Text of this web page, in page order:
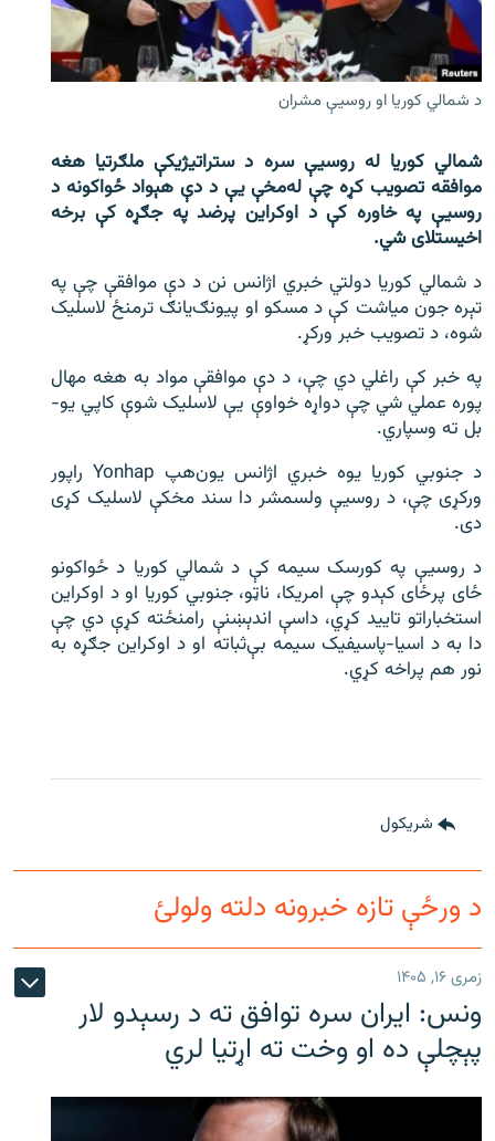
اړیکه
دري پاڼه
Azadi English
راسره ملګري شئ
د ازادې اروپا/ ازادي راډيو ټولې پاڼې
د شمالي کوريا او روسيې مشران
شمالي کوریا له روسیې سره د ستراتیژیکې ملګرتیا هغه
موافقه تصویب کړه چې له‌‌مخې یې د دې هېواد ځواکونه د
روسیې په خاوره کې د اوکراین پرضد په جګړه کې برخه
اخیستلای شي.
د شمالي کوریا دولتي خبري اژانس نن د دې موافقې چې په
تېره جون میاشت کې د مسکو او پیونګ‌‌‌یانګ ترمنځ لاسلیک
شوه، د تصویب خبر ورکړ.
په خبر کې راغلي دي چې، د دې موافقې مواد به هغه مهال
پوره عملي شي چې دواړه خواوې یې لاسلیک شوې کاپي یو-
بل ته وسپاري.
د جنوبي کوریا یوه خبري اژانس یون‌هپ Yonhap راپور
ورکړی چې، د روسیې ولسمشر دا سند مخکې لاسلیک کړی
دی.
د روسیې په کورسک سیمه کې د شمالي کوریا د ځواکونو
ځای پرځای کېدو چې امریکا، ناټو، جنوبي کوریا او د اوکراین
استخباراتو تایید کړي، داسې اندېښنې رامنځته کړې دي چې
دا به د اسیا-پاسیفیک سیمه بې‌‌‌ثباته او د اوکراین جګړه به
نور هم پراخه کړي.
شريکول
د ورځې تازه خبرونه دلته ولولئ
زمری ۱۶, ۱۴۰۵
ونس: ایران سره توافق ته د رسېدو لار
پېچلې ده او وخت ته اړتیا لري